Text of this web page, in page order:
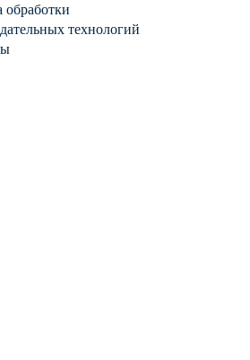
обработки
технологий